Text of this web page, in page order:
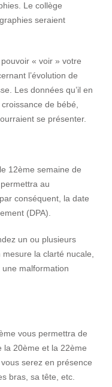
Le collège
seraient
« voir » votre
l’évolution de
Les données qu’il en
de bébé,
se présenter.
12ème semaine de
au
conséquent, la date
(DPA).
un ou plusieurs
la clarté nucale,
malformation
vous permettra de
la 20ème et la 22ème
serez en présence
bras, sa tête, etc.